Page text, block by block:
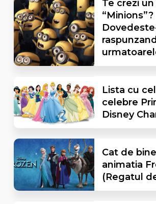
Te crezi
“Minions”?
Lista cu
celebre
Disney
Cat de
animatia
(Regatul